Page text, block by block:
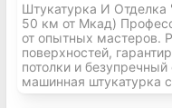
Штукатурка И
50 км от Мкад)
от опытных мастеров.
поверхностей,
потолки и
машинная штукатурка